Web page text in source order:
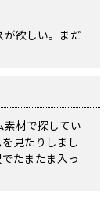
が欲しい。まだ
素材で探してい
見たりしまし
たまたま入っ